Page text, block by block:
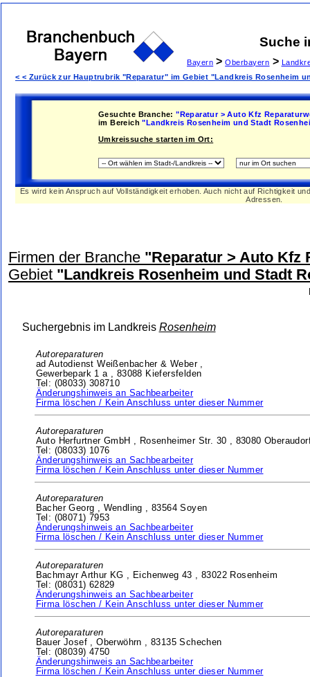
Suche
Bayern > Oberbayern >
< < Zurück zur Hauptrubrik "Reparatur" im Gebiet "Landkreis Rosenheim
Gesuchte Branche: "Reparatur > Auto Kfz
im Bereich "Landkreis Rosenheim und Stadt
Umkreissuche starten im Ort:
Es wird kein Anspruch auf Vollständigkeit erhoben. Auch nicht auf Richtigkeit
Adressen.
Firmen der Branche "Reparatur > Auto Kfz
Gebiet "Landkreis Rosenheim und Stadt
Suchergebnis im Landkreis Rosenheim
Autoreparaturen
ad Autodienst Weißenbacher & Weber ,
Gewerbepark 1 a , 83088 Kiefersfelden
Tel: (08033) 308710
Änderungshinweis an Sachbearbeiter
Firma löschen / Kein Anschluss unter dieser Nummer
Autoreparaturen
Auto Herfurtner GmbH , Rosenheimer Str. 30 , 83080
Tel: (08033) 1076
Änderungshinweis an Sachbearbeiter
Firma löschen / Kein Anschluss unter dieser Nummer
Autoreparaturen
Bacher Georg , Wendling , 83564 Soyen
Tel: (08071) 7953
Änderungshinweis an Sachbearbeiter
Firma löschen / Kein Anschluss unter dieser Nummer
Autoreparaturen
Bachmayr Arthur KG , Eichenweg 43 , 83022 Rosenheim
Tel: (08031) 62829
Änderungshinweis an Sachbearbeiter
Firma löschen / Kein Anschluss unter dieser Nummer
Autoreparaturen
Bauer Josef ,Oberwöhrn , 83135 Schechen
Tel: (08039) 4750
Änderungshinweis an Sachbearbeiter
Firma löschen / Kein Anschluss unter dieser Nummer